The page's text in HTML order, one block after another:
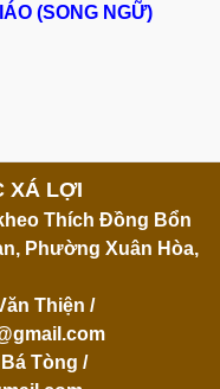
(SONG NGỮ)
XÁ LỢI
Thích Đồng Bổn
Phường Xuân Hòa,
Thiện /
Tòng /